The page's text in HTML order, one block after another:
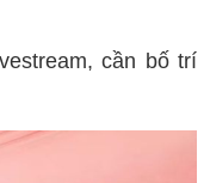
cần bố trí